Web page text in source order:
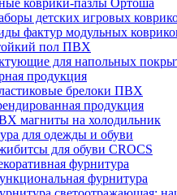
коврики-пазлы Ортоша
детских игровых
фактур модульных
пол ПВХ
для напольных
продукция
брелоки ПВХ
продукция
магниты на холодильник
для одежды и обуви
для обуви CROCS
фурнитура
фурнитура